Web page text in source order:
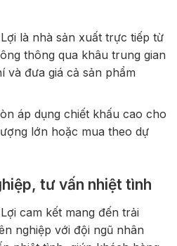
là nhà sản xuất trực tiếp từ
thông qua khâu trung gian
và đưa giá cả sản phẩm
áp dụng chiết khấu cao cho
lớn hoặc mua theo dự
tư vấn nhiệt tình
cam kết mang đến trải
nghiệp với đội ngũ nhân